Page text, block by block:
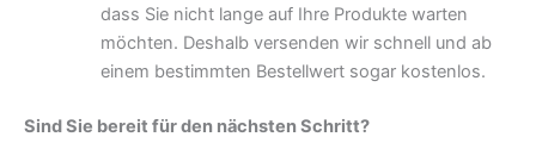
dass Sie nicht lange auf Ihre Produkte warten
möchten. Deshalb versenden wir schnell und ab
einem bestimmten Bestellwert sogar kostenlos.
Sind Sie bereit für den nächsten Schritt?